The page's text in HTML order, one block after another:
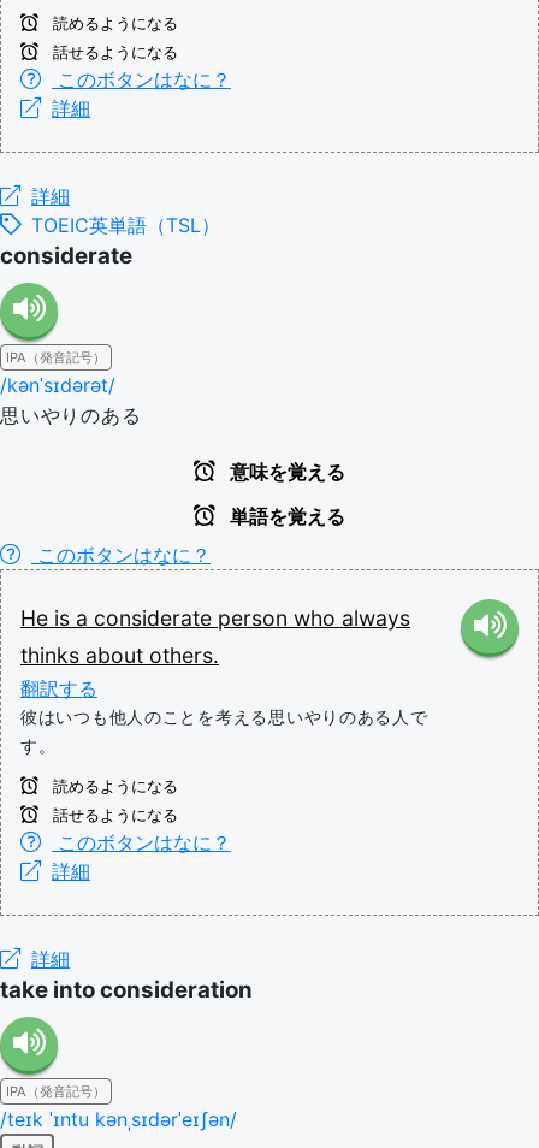
読めるようになる
話せるようになる
このボタンはなに？
詳細
詳細
TOEIC英単語（TSL）
considerate
IPA（発音記号）
/kənˈsɪdərət/
思いやりのある
意味を覚える
単語を覚える
このボタンはなに？
He is a considerate person who always
thinks about others.
翻訳する
彼はいつも他人のことを考える思いやりのある人で
す。
読めるようになる
話せるようになる
このボタンはなに？
詳細
詳細
take into consideration
IPA（発音記号）
/teɪk ˈɪntu kənˌsɪdərˈeɪʃən/